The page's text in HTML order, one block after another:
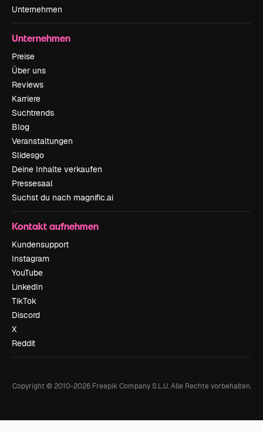
Unternehmen
Unternehmen
Preise
Über uns
Reviews
Karriere
Suchtrends
Blog
Veranstaltungen
Slidesgo
Deine Inhalte verkaufen
Pressesaal
Suchst du nach magnific.ai
Kontakt aufnehmen
Kundensupport
Instagram
YouTube
LinkedIn
TikTok
Discord
X
Reddit
Copyright © 2010-2026Freepik Company S.L.U. Alle Rechte vorbehalten.